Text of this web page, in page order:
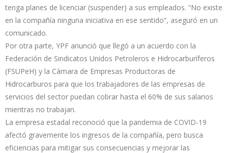
tenga planes de licenciar (suspender) a sus empleados. “No existe
en la compañía ninguna iniciativa en ese sentido”, aseguró en un
comunicado.
Por otra parte, YPF anunció que llegó a un acuerdo con la
Federación de Sindicatos Unidos Petroleros e Hidrocarburíferos
(FSUPeH) y la Cámara de Empresas Productoras de
Hidrocarburos para que los trabajadores de las empresas de
servicios del sector puedan cobrar hasta el 60% de sus salarios
mientras no trabajan.
La empresa estadal reconoció que la pandemia de COVID-19
afectó gravemente los ingresos de la compañía, pero busca
eficiencias para mitigar sus consecuencias y mejorar las